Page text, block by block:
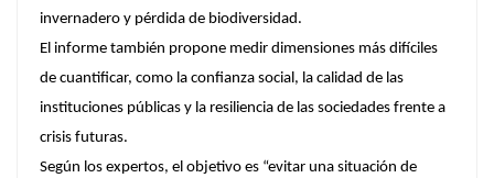
invernadero y pérdida de biodiversidad.
El informe también propone medir dimensiones más difíciles
de cuantificar, como la confianza social, la calidad de las
instituciones públicas y la resiliencia de las sociedades frente a
crisis futuras.
Según los expertos, el objetivo es “evitar una situación de